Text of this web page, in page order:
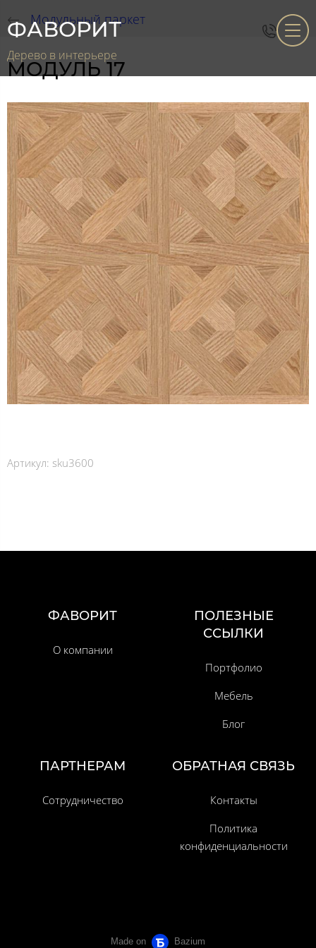
ФАВОРИТ
Дерево в интерьере
Модульный паркет
МОДУЛЬ 17
Артикул: sku3600
ФАВОРИТ
О компании
ПОЛЕЗНЫЕ
ССЫЛКИ
Портфолио
Мебель
Блог
ПАРТНЕРАМ
Сотрудничество
ОБРАТНАЯ СВЯЗЬ
Контакты
Политика
конфиденциальности
Made on Bazium